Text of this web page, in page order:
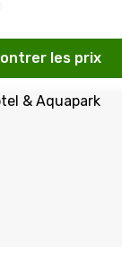
les prix